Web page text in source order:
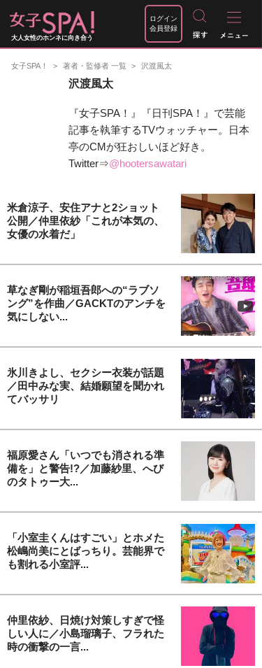
大人女性のホンネに向き合う
ログイン
会員登録
女子SPA！ 著者・監修者 一覧 沢渡風太
沢渡風太
『女子SPA！』『日刊SPA！』で芸能
記事を執筆するTVウォッチャー。日本
亭のCMが狂おしいほど好き。
Twitter⇒@hootersawatari
米倉涼子、安住アナと2ショット
公開／仲里依紗「これが本気の、
女優の水着だ」
草なぎ剛が稲垣吾郎への“ラブソ
ング”を作曲／GACKTのアンチを
気にしない...
氷川きよし、セクシー衣装が話題
／田中みな実、結婚願望を聞かれ
てバッサリ
福原愛さん「いつでも消される準
備を」と警告!?／加藤紗里、へび
のタトゥー大...
「小室圭くんはすごい」とホメた
松嶋尚美にとばっちり。芸能界で
も割れる小室評...
仲里依紗、日焼け対策しすぎで怪
しい人に／小島瑠璃子、フラれた
時の衝撃の一言...